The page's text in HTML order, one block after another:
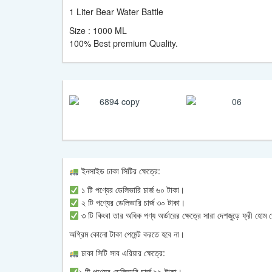
1 Liter Bear Water Battle
Size : 1000 ML
100% Best premium Quality.
ইনসাইড ঢাকা সিটির ক্ষেত্রে:
১ টি পণ্যের ডেলিভারি চার্জ ৬০ টাকা।
২ টি পণ্যের ডেলিভারি চার্জ ৩০ টাকা।
৩ টি কিংবা তার অধিক পণ্য অর্ডারের ক্ষেত্রে সারা দেশজুড়ে ফ্রী হোম
অগ্রিম কোনো টাকা পেমেন্ট করতে হবে না।
ঢাকা সিটি সাব এরিয়ার ক্ষেত্রে: